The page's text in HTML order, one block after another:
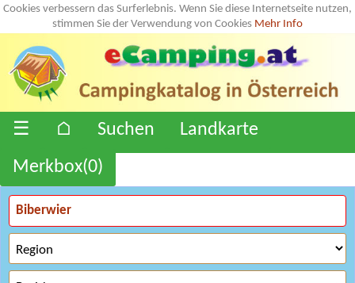
Cookies verbessern das Surferlebnis. Wenn Sie diese Internetseite nutzen,
stimmen Sie der Verwendung von Cookies Mehr Info
☰ ⌂ Suchen
Landkarte
Merkbox(0)